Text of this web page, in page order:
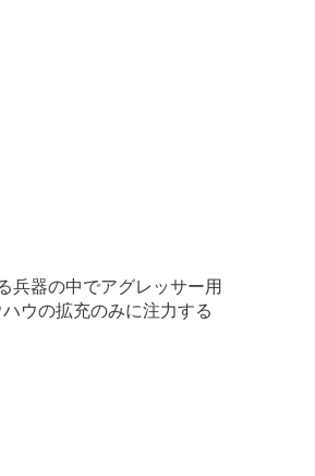
兵器の中でアグレッサー用
ウの拡充のみに注力する